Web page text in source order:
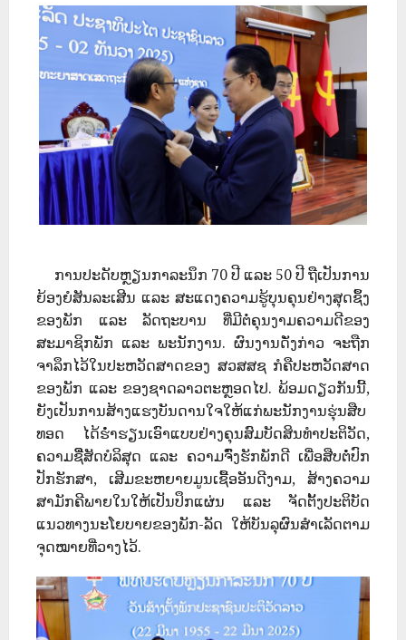
ການປະດັບຫຼຽນກາລະນຶກ 70 ປີ ແລະ 50 ປີ ຖືເປັນການ
ຍ້ອງຍໍສັນລະເສີນ ແລະ ສະແດງຄວາມຮູ້ບຸນຄຸນຢ່າງສຸດຊຶ້ງ
ຂອງພັກ ແລະ ລັດຖະບານ ທີ່ມີຕໍ່ຄຸນງາມຄວາມດີຂອງ
ສະມາຊິກພັກ ແລະ ພະນັກງານ. ຜົນງານດັ່ງກ່າວ ຈະຖືກ
ຈາລຶກໄວ້ໃນປະຫວັດສາດຂອງ ສວສສຊ ກໍຄືປະຫວັດສາດ
ຂອງພັກ ແລະ ຂອງຊາດລາວຕະຫຼອດໄປ. ພ້ອມດຽວກັນນີ້,
ຍັງເປັນການສ້າງແຮງບັນດານໃຈໃຫ້ແກ່ພະນັກງານຮຸ່ນສືບ
ທອດ ໄດ້ຮໍໍ່າຮຽນເອົາແບບຢ່າງຄຸນສົມບັດສິນທໍາປະຕິວັດ,
ຄວາມຊືີ່ສັດບໍລິສຸດ ແລະ ຄວາມຈົົ່ງຮັກພັກດີ ເພື່ອສືບຕໍໍ່ປົກ
ປັກຮັກສາ, ເສີມຂະຫຍາຍມູນເຊື້ອອັນດີງາມ, ສ້າງຄວາມ
ສາມັກຄີພາຍໃນໃຫ້ເປັນປຶກແຜ່ນ ແລະ ຈັດຕັ້ງປະຕິບັດ
ແນວທາງນະໂຍບາຍຂອງພັກ-ລັດ ໃຫ້ບັນລຸຜົນສຳເລັດຕາມ
ຈຸດໝາຍທີ່ວາງໄວ້.